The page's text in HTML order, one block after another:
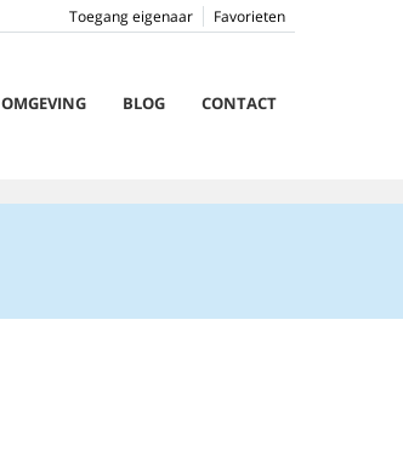
Favorieten
Toegang eigenaar
OMGEVING BLOG CONTACT